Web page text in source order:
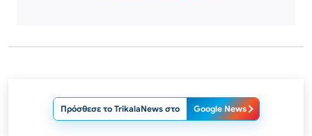
Πρόσθεσε το TrikalaNews στο Google News